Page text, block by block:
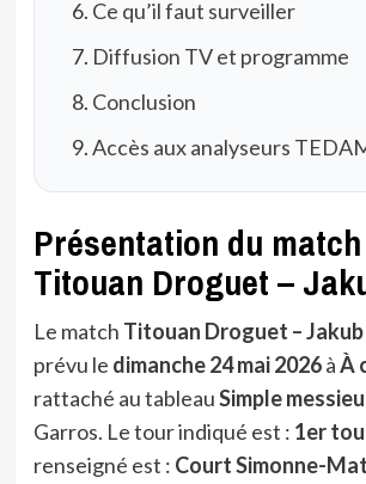
Ce qu’il faut surveiller
Diffusion TV et programme
Conclusion
Accès aux analyseurs
Présentation du
Titouan Droguet –
Le match Titouan Droguet –
prévu le dimanche 24 mai 2026àÀ
rattaché au tableauSimple
Garros. Le tour indiqué est : 1er
renseigné est : Court Simonne-